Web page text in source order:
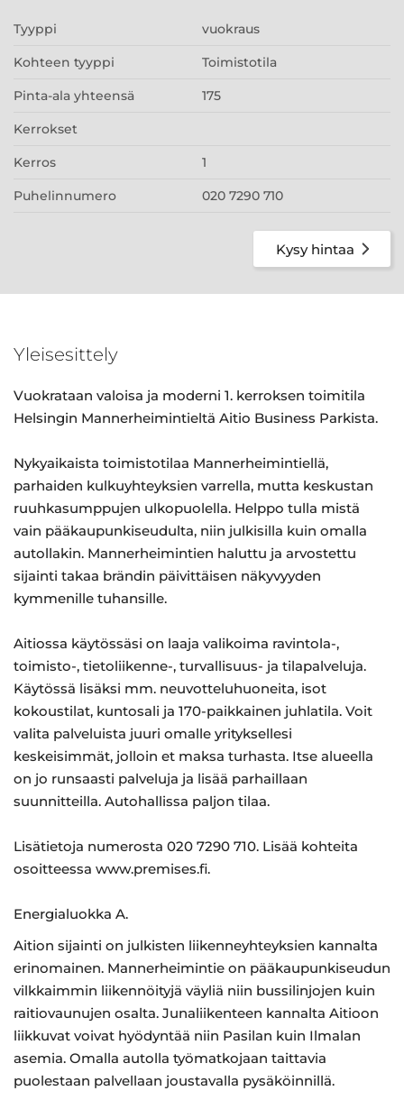
Tyyppi vuokraus
Kohteen tyyppi Toimistotila
Pinta-ala yhteensä 175
Kerrokset
Kerros 1
Puhelinnumero 020 7290 710
Kysy hintaa
Yleisesittely
Vuokrataan valoisa ja moderni 1. kerroksen toimitila
Helsingin Mannerheimintieltä Aitio Business Parkista.
Nykyaikaista toimistotilaa Mannerheimintiellä,
parhaiden kulkuyhteyksien varrella, mutta keskustan
ruuhkasumppujen ulkopuolella. Helppo tulla mistä
vain pääkaupunkiseudulta, niin julkisilla kuin omalla
autollakin. Mannerheimintien haluttu ja arvostettu
sijainti takaa brändin päivittäisen näkyvyyden
kymmenille tuhansille.
Aitiossa käytössäsi on laaja valikoima ravintola-,
toimisto-, tietoliikenne-, turvallisuus- ja tilapalveluja.
Käytössä lisäksi mm. neuvotteluhuoneita, isot
kokoustilat, kuntosali ja 170-paikkainen juhlatila. Voit
valita palveluista juuri omalle yrityksellesi
keskeisimmät, jolloin et maksa turhasta. Itse alueella
on jo runsaasti palveluja ja lisää parhaillaan
suunnitteilla. Autohallissa paljon tilaa.
Lisätietoja numerosta 020 7290 710. Lisää kohteita
osoitteessa www.premises.fi.
Energialuokka A.
Aition sijainti on julkisten liikenneyhteyksien kannalta
erinomainen. Mannerheimintie on pääkaupunkiseudun
vilkkaimmin liikennöityjä väyliä niin bussilinjojen kuin
raitiovaunujen osalta. Junaliikenteen kannalta Aitioon
liikkuvat voivat hyödyntää niin Pasilan kuin Ilmalan
asemia. Omalla autolla työmatkojaan taittavia
puolestaan palvellaan joustavalla pysäköinnillä.